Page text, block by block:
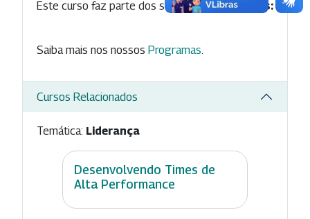
Este curso faz parte dos seguintesProgramas:
Saiba mais nos nossos Programas.
Cursos Relacionados
Temática: Liderança
Desenvolvendo Times de
Alta Performance